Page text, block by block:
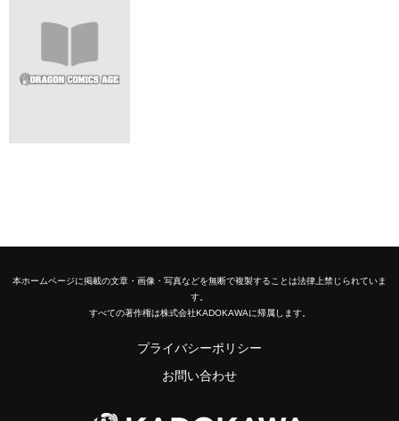
本ホームページに掲載の文章・画像・写真などを無断で複製することは法律上禁じられていま
す。
すべての著作権は株式会社KADOKAWAに帰属します。
プライバシーポリシー
お問い合わせ